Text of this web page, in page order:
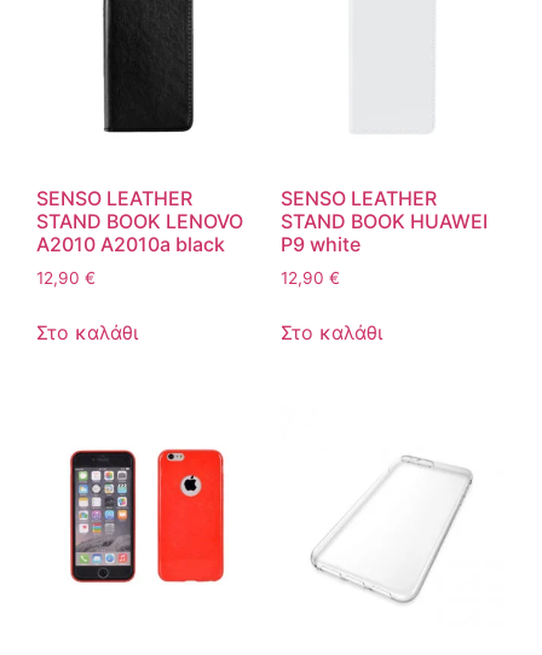
SENSO LEATHER
STAND BOOK LENOVO
A2010 A2010a black
12,90 €
Στο καλάθι
SENSO LEATHER
STAND BOOK HUAWEI
P9 white
12,90 €
Στο καλάθι